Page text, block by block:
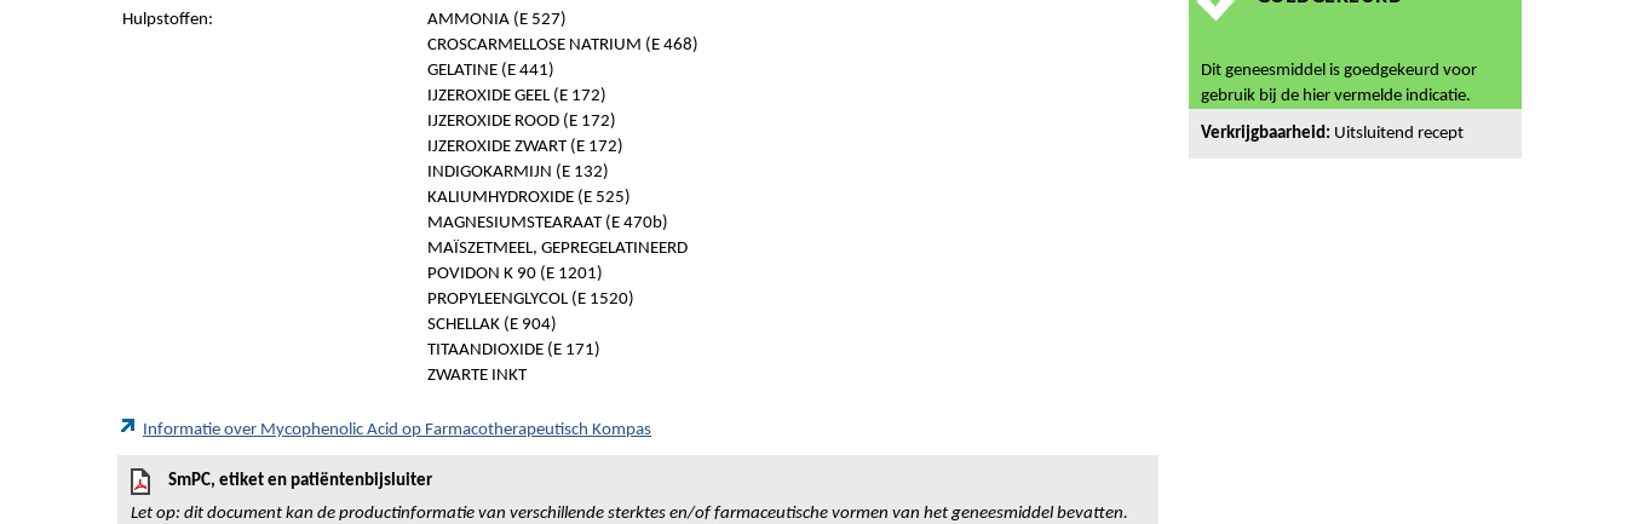
Hulpstoffen:
AMMONIA (E 527)
CROSCARMELLOSE NATRIUM (E 468)
GELATINE (E 441)
IJZEROXIDE GEEL (E 172)
IJZEROXIDE ROOD (E 172)
IJZEROXIDE ZWART (E 172)
INDIGOKARMIJN (E 132)
KALIUMHYDROXIDE (E 525)
MAGNESIUMSTEARAAT (E 470b)
MAÏSZETMEEL, GEPREGELATINEERD
POVIDON K 90 (E 1201)
PROPYLEENGLYCOL (E 1520)
SCHELLAK (E 904)
TITAANDIOXIDE (E 171)
ZWARTE INKT
Informatie over Mycophenolic Acid op Farmacotherapeutisch Kompas
SmPC, etiket en patiëntenbijsluiter
Let op: dit document kan de productinformatie van verschillende sterktes en/of farmaceutische vormen van het geneesmiddel bevatten.
Dit geneesmiddel is goedgekeurd voor
gebruik bij de hier vermelde indicatie.
Verkrijgbaarheid: Uitsluitend recept